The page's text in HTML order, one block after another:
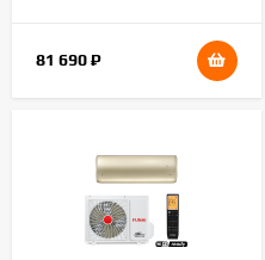
81 690₽